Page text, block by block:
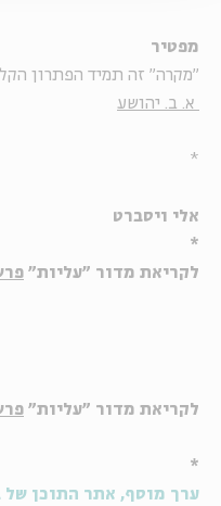
מפטיר
"מקרה" זה תמיד הפתרון
א. ב. יהושע
*
אלי ויסברט
*
לקריאת מדור "עליות"
לקריאת מדור "עליות"
*
ערך מוסף, אתר התוכן של